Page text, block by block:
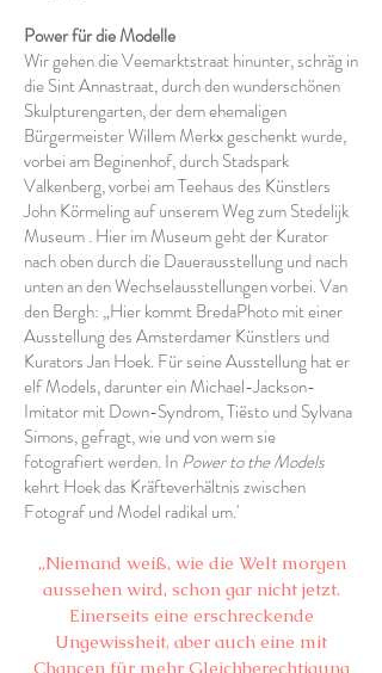
Power für die Modelle
Wir gehen die Veemarktstraat hinunter, schräg in
die Sint Annastraat, durch den wunderschönen
Skulpturengarten, der dem ehemaligen
Bürgermeister Willem Merkx geschenkt wurde,
vorbei am Beginenhof, durch Stadspark
Valkenberg, vorbei am Teehaus des Künstlers
John Körmeling auf unserem Weg zum Stedelijk
Museum . Hier im Museum geht der Kurator
nach oben durch die Dauerausstellung und nach
unten an den Wechselausstellungen vorbei. Van
den Bergh: „Hier kommt BredaPhoto mit einer
Ausstellung des Amsterdamer Künstlers und
Kurators Jan Hoek. Für seine Ausstellung hat er
elf Models, darunter ein Michael-Jackson-
Imitator mit Down-Syndrom, Tiësto und Sylvana
Simons, gefragt, wie und von wem sie
fotografiert werden. InPower to the Models
kehrt Hoek das Kräfteverhältnis zwischen
Fotograf und Model radikal um.'
„Niemand weiß, wie die Welt morgen
aussehen wird, schon gar nicht jetzt.
Einerseits eine erschreckende
Ungewissheit, aber auch eine mit
Chancen für mehr Gleichberechtigung